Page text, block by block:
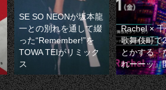
SE SO NEONが坂本龍
一との別れを通して綴
った“Remember!”を
TOWA TEIがリミック
ス
Rachel ×
歌舞伎町で
とかする『
れーーッ』